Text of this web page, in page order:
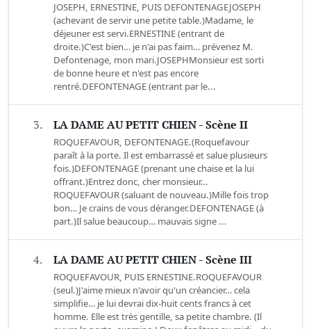
JOSEPH, ERNESTINE, PUIS DEFONTENAGEJOSEPH
(achevant de servir une petite table.)Madame, le
déjeuner est servi.ERNESTINE (entrant de
droite.)C'est bien… je n'ai pas faim… prévenez M.
Defontenage, mon mari.JOSEPHMonsieur est sorti
de bonne heure et n'est pas encore
rentré.DEFONTENAGE (entrant par le...
3. LA DAME AU PETIT CHIEN - Scène II
ROQUEFAVOUR, DEFONTENAGE.(Roquefavour
paraît à la porte. Il est embarrassé et salue plusieurs
fois.)DEFONTENAGE (prenant une chaise et la lui
offrant.)Entrez donc, cher monsieur…
ROQUEFAVOUR (saluant de nouveau.)Mille fois trop
bon… Je crains de vous déranger.DEFONTENAGE (à
part.)Il salue beaucoup… mauvais signe ...
4. LA DAME AU PETIT CHIEN - Scène III
ROQUEFAVOUR, PUIS ERNESTINE.ROQUEFAVOUR
(seul.)J'aime mieux n'avoir qu'un créancier… cela
simplifie… je lui devrai dix-huit cents francs à cet
homme. Elle est très gentille, sa petite chambre. (Il